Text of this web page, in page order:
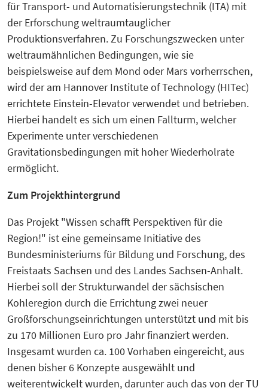
für Transport- und Automatisierungstechnik (ITA) mit
der Erforschung weltraumtauglicher
Produktionsverfahren. Zu Forschungszwecken unter
weltraumähnlichen Bedingungen, wie sie
beispielsweise auf dem Mond oder Mars vorherrschen,
wird der am Hannover Institute of Technology (HITec)
errichtete Einstein-Elevator verwendet und betrieben.
Hierbei handelt es sich um einen Fallturm, welcher
Experimente unter verschiedenen
Gravitationsbedingungen mit hoher Wiederholrate
ermöglicht.
Zum Projekthintergrund
Das Projekt "Wissen schafft Perspektiven für die
Region!" ist eine gemeinsame Initiative des
Bundesministeriums für Bildung und Forschung, des
Freistaats Sachsen und des Landes Sachsen-Anhalt.
Hierbei soll der Strukturwandel der sächsischen
Kohleregion durch die Errichtung zwei neuer
Großforschungseinrichtungen unterstützt und mit bis
zu 170 Millionen Euro pro Jahr finanziert werden.
Insgesamt wurden ca. 100 Vorhaben eingereicht, aus
denen bisher 6 Konzepte ausgewählt und
weiterentwickelt wurden, darunter auch das von der TU